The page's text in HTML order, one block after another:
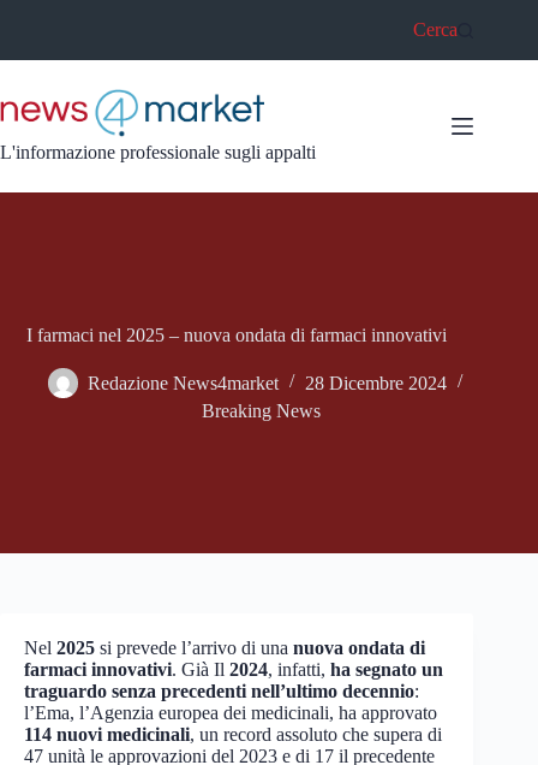
Cerca
L'informazione professionale sugli appalti
I farmaci nel 2025 – nuova ondata di farmaci innovativi
Redazione News4market
28 Dicembre 2024
Breaking News
Nel 2025 si prevede l’arrivo di una nuova ondata di
farmaci innovativi. Già Il 2024, infatti, ha segnato un
traguardo senza precedenti nell’ultimo decennio:
l’Ema, l’Agenzia europea dei medicinali, ha approvato
114 nuovi medicinali, un record assoluto che supera di
47 unità le approvazioni del 2023 e di 17 il precedente